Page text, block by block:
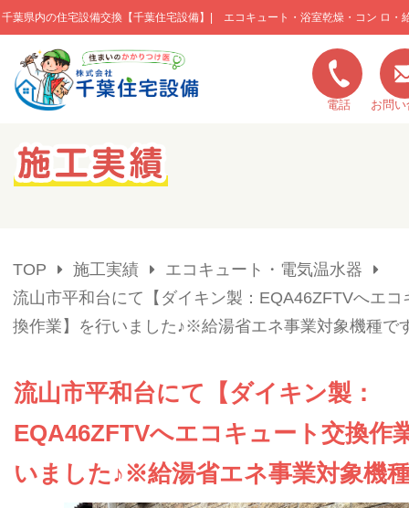
千葉県内の住宅設備交換【千葉住宅設備】| エコキュート・浴室乾燥・コン ロ・
このページの本文へ移動
電話 お問
キャンペーン一覧
会社概要
TOP 施工実績
エコキュート・電気温水器
流山市平和台にて【ダイキン製：EQA46ZFTVへエコ
換作業】を行いました♪※給湯省エネ事業対象機種で
流山市平和台にて【ダイキン製：
EQA46ZFTVへエコキュート交換作
いました♪※給湯省エネ事業対象機